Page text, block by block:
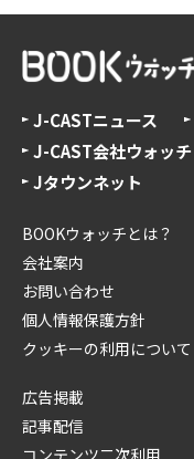
J-CASTニュース
J-CAST会社ウォッチ
Jタウンネット
BOOKウォッチとは？
会社案内
お問い合わせ
個人情報保護方針
クッキーの利用について
広告掲載
記事配信
コンテンツ二次利用